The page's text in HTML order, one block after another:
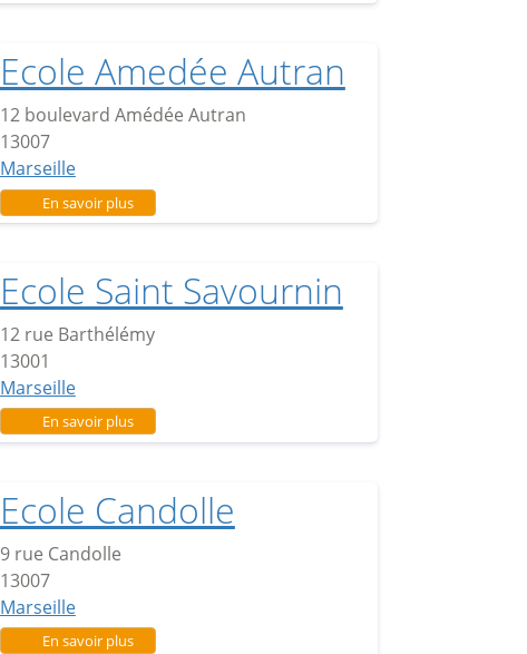
Ecole Amedée Autran
12 boulevard Amédée Autran
13007
Marseille
En savoir plussur Ecole Amedée Autran
Ecole Saint Savournin
12 rue Barthélémy
13001
Marseille
En savoir plussur Ecole Saint Savournin
Ecole Candolle
9 rue Candolle
13007
Marseille
En savoir plussur Ecole Candolle